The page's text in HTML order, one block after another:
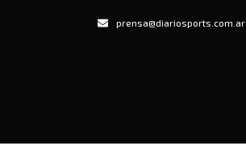
prensa@diariosports.com.ar